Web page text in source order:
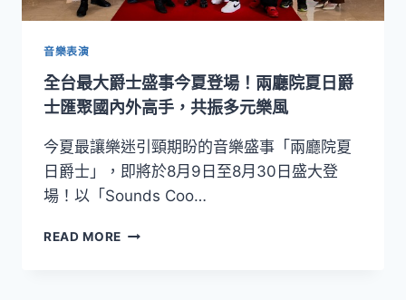
六
級
演
齊
發，
從
殿
大
音樂表演
全台最大爵士盛事今夏登場！兩廳院夏日爵
士匯聚國內外高手，共振多元樂風
今夏最讓樂迷引頸期盼的音樂盛事「兩廳院夏
日爵士」，即將於8月9日至8月30日盛大登
場！以「Sounds Coo…
READ MORE 全